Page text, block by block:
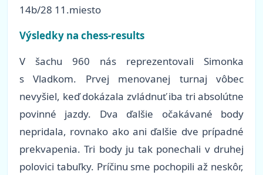
14b/28 11.miesto
Výsledky na chess-results
V šachu 960 nás reprezentovali Simonka
s Vladkom. Prvej menovanej turnaj vôbec
nevyšiel, keď dokázala zvládnuť iba tri absolútne
povinné jazdy. Dva ďalšie očakávané body
nepridala, rovnako ako ani ďalšie dve prípadné
prekvapenia. Tri body ju tak ponechali v druhej
polovici tabuľky. Príčinu sme pochopili až neskôr,